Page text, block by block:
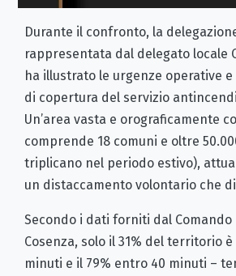
Durante il confronto, la
rappresentata dal delegato locale
ha illustrato le urgenze operative
di copertura del servizio
Un’area vasta e orograficamente
comprende 18 comuni e oltre
triplicano nel periodo estivo),
un distaccamento volontario che
Secondo i dati forniti dal Comando
Cosenza, solo il 31% del territorio
minuti e il 79% entro 40 minuti –